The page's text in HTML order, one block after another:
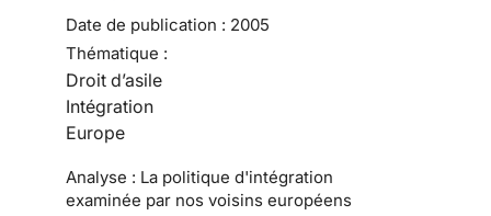
Date de publication : 2005
Thématique :
Droit d’asile
Intégration
Europe
Analyse : La politique d'intégration
examinée par nos voisins européens